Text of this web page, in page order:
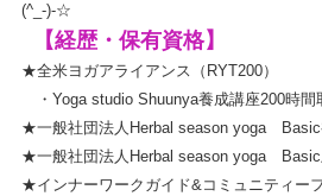
(^_-)-☆
【経歴・保有資格】
★全米ヨガアライアンス（RYT200）
・Yoga studio Shuunya養成講座200時間
★一般社団法人Herbal season yoga Basic
★一般社団法人Herbal season yoga Basic
★インナーワークガイド&コミュニティー